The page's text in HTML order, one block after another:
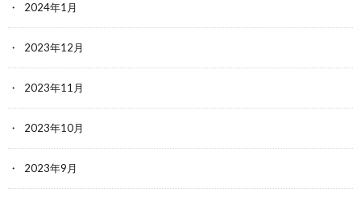
2024年1月
2023年12月
2023年11月
2023年10月
2023年9月